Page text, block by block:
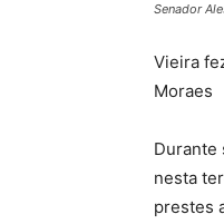
Senador
Vieira
Moraes
Durante
nesta
prestes